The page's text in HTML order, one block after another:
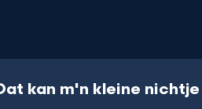
kan m'n kleine